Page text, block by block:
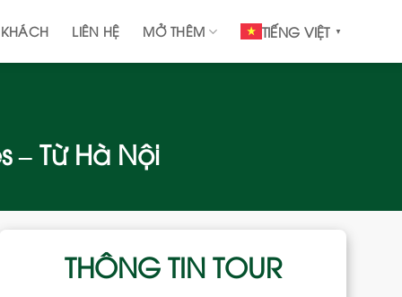
LIÊN HỆ MỞ THÊM TIẾNG VIỆT ▼
– Từ Hà Nội
THÔNG TIN TOUR